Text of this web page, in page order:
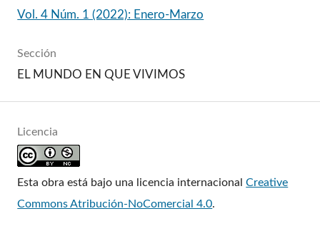
Vol. 4 Núm. 1 (2022): Enero-Marzo
Sección
EL MUNDO EN QUE VIVIMOS
Licencia
Esta obra está bajo una licencia internacionalCreative
Commons Atribución-NoComercial 4.0.